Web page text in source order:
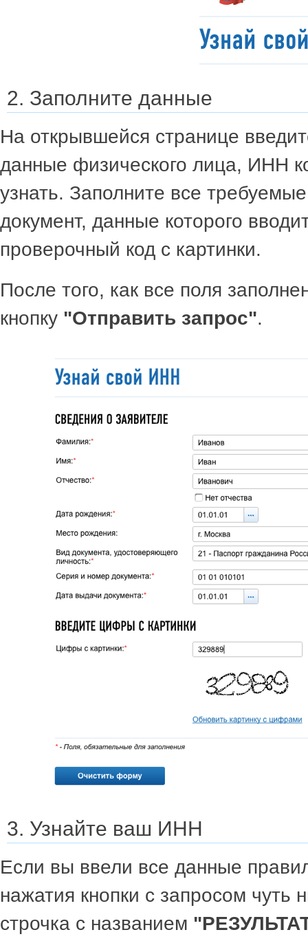
2. Заполните данные
На открывшейся странице
данные физического лица, ИНН
узнать. Заполните все
документ, данные которого
проверочный код с картинки.
После того, как все поля
кнопку "Отправить запрос".
3. Узнайте ваш ИНН
Если вы ввели все данные
нажатия кнопки с запросом чуть
строчка с названием